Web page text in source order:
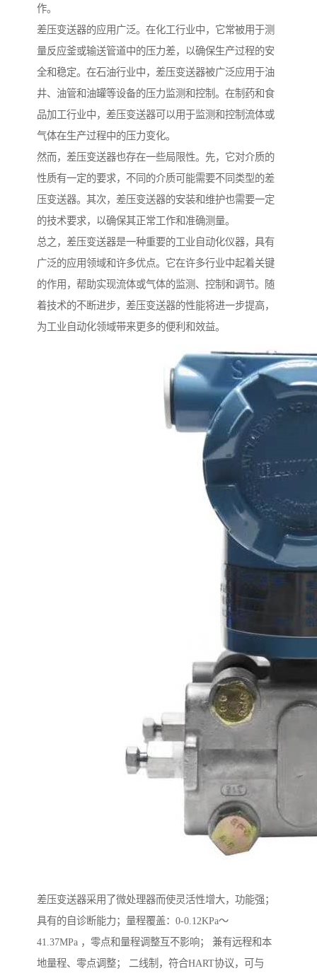
作。
差压变送器的应用广泛。在化工行业中，它常被用于测
量反应釜或输送管道中的压力差，以确保生产过程的安
全和稳定。在石油行业中，差压变送器被广泛应用于油
井、油管和油罐等设备的压力监测和控制。在制药和食
品加工行业中，差压变送器可以用于监测和控制流体或
气体在生产过程中的压力变化。
然而，差压变送器也存在一些局限性。先，它对介质的
性质有一定的要求，不同的介质可能需要不同类型的差
压变送器。其次，差压变送器的安装和维护也需要一定
的技术要求，以确保其正常工作和准确测量。
总之，差压变送器是一种重要的工业自动化仪器，具有
广泛的应用领域和许多优点。它在许多行业中起着关键
的作用，帮助实现流体或气体的监测、控制和调节。随
着技术的不断进步，差压变送器的性能将进一步提高，
为工业自动化领域带来更多的便利和效益。
差压变送器采用了微处理器而使灵活性增大，功能强；
具有的自诊断能力；量程覆盖：0-0.12KPa～
41.37MPa ，零点和量程调整互不影响； 兼有远程和本
地量程、零点调整； 二线制，符合HART协议，可与